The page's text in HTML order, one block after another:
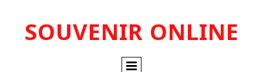
SOUVENIR ONLINE